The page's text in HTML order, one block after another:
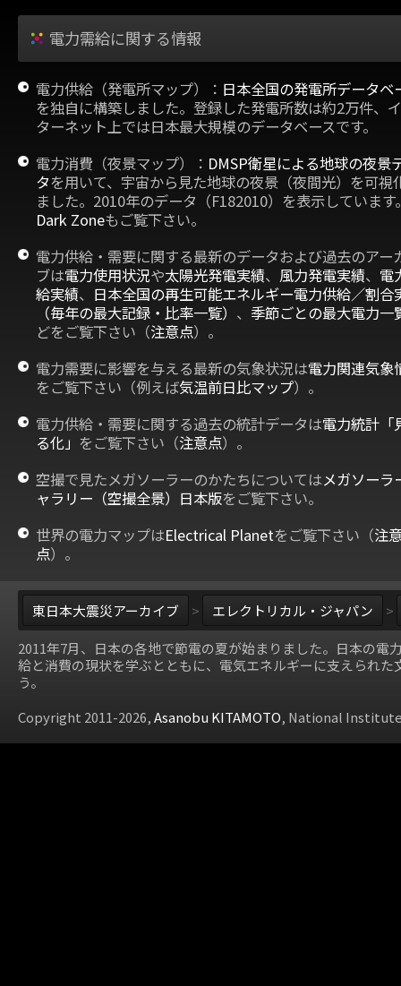
電力需給に関する情報
電力供給（発電所マップ）： 日本全国の発電所データベ
を独自に構築しました。登録した発電所数は約2万件、
ターネット上では日本最大規模のデータベースです。
電力消費（夜景マップ）： DMSP衛星による地球の夜景
タを用いて、宇宙から見た地球の夜景（夜間光）を可視
ました。2010年のデータ（F182010）を表示しています
Dark Zoneもご覧下さい。
電力供給・需要に関する最新のデータおよび過去のアー
ブは電力使用状況や太陽光発電実績、 風力発電実績、 電
給実績、 日本全国の再生可能エネルギー電力供給／割合
（毎年の最大記録・比率一覧） 、 季節ごとの最大電力一
どをご覧下さい（注意点）。
電力需要に影響を与える最新の気象状況は電力関連気象
をご覧下さい（例えば気温前日比マップ）。
電力供給・需要に関する過去の統計データは電力統計「
る化」 をご覧下さい（注意点）。
空撮で見たメガソーラーのかたちについてはメガソーラ
ャラリー（空撮全景）日本版をご覧下さい。
世界の電力マップはElectrical Planetをご覧下さい（注
点）。
東日本大震災アーカイブ > エレクトリカル・ジャパン
>
2011年7月、日本の各地で節電の夏が始まりました。日本の電
給と消費の現状を学ぶとともに、電気エネルギーに支えられた
う。
Copyright 2011-2026,Asanobu KITAMOTO, National